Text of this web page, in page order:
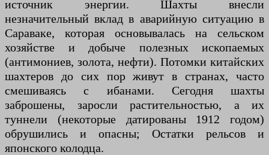
источник энергии. Шахты внесли
незначительный вклад в аварийную ситуацию в
Сараваке, которая основывалась на сельском
хозяйстве и добыче полезных ископаемых
(антимониев, золота, нефти). Потомки китайских
шахтеров до сих пор живут в странах, часто
смешиваясь с ибанами. Сегодня шахты
заброшены, заросли растительностью, а их
туннели (некоторые датированы 1912 годом)
обрушились и опасны; Остатки рельсов и
японского колодца.